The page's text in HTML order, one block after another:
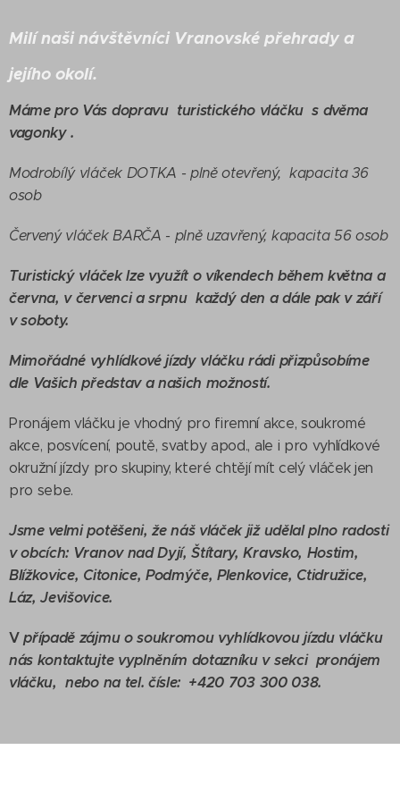
Milí naši návštěvníci Vranovské přehrady a
jejího okolí.
Máme pro Vás dopravu turistického vláčku s dvěma
vagonky .
Modrobílý vláček DOTKA - plně otevřený, kapacita 36
osob
Červený vláček BARČA - plně uzavřený, kapacita 56 osob
Turistický vláček lze využít o víkendech během května a
června, v červenci a srpnu každý den a dále pak v září
v soboty.
Mimořádné vyhlídkové jízdy vláčku rádi přizpůsobíme
dle Vašich představ a našich možností.
Pronájem vláčku je vhodný pro firemní akce, soukromé
akce, posvícení, poutě, svatby apod., ale i pro vyhlídkové
okružní jízdy pro skupiny, které chtějí mít celý vláček jen
pro sebe.
Jsme velmi potěšeni, že náš vláček již udělal plno radosti
v obcích: Vranov nad Dyjí, Štítary, Kravsko, Hostim,
Blížkovice, Citonice, Podmýče, Plenkovice, Ctidružice,
Láz, Jevišovice.
Vpřípadě zájmu o soukromou vyhlídkovou jízdu vláčku
nás kontaktujte vyplněním dotazníku v sekci pronájem
vláčku, nebo na tel. čísle: +420 703 300 038.